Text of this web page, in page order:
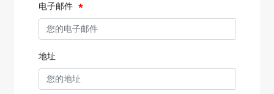
电子邮件
地址